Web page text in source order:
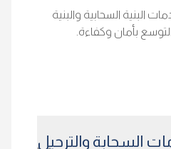
السحابية والبنية
بأمان وكفاءة.
السحابة والترحيل